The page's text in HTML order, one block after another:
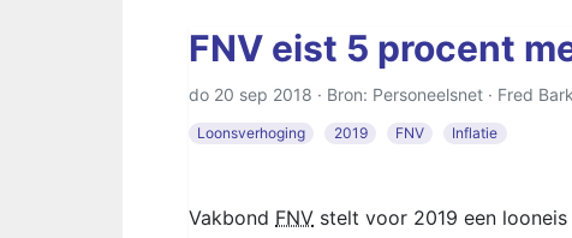
FNV eist 5 procent
do 20 sep 2018 · Bron: Personeelsnet · Fred
Loonsverhoging 2019 FNV Inflatie
Vakbond FNV stelt voor 2019 een